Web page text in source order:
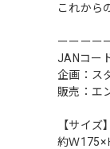
これから
ーーーー
JANコー
企画：ス
販売：エ
【サイズ】
約Ｗ175×